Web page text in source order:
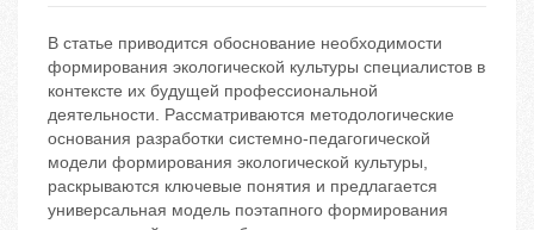
В статье приводится обоснование необходимости
формирования экологической культуры специалистов в
контексте их будущей профессиональной
деятельности. Рассматриваются методологические
основания разработки системно-педагогической
модели формирования экологической культуры,
раскрываются ключевые понятия и предлагается
универсальная модель поэтапного формирования